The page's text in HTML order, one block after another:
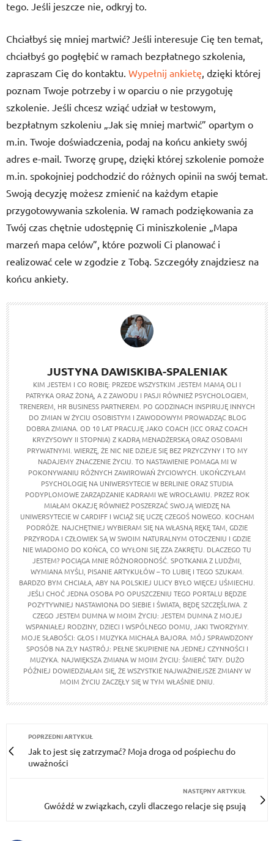
tego. Jeśli jeszcze nie, odkryj to.
Chciałbyś się mniej martwić? Jeśli interesuje Cię ten temat,
chciałbyś go pogłębić w ramach bezpłatnego szkolenia,
zapraszam Cię do kontaktu. Wypełnij ankietę, dzięki której
poznam Twoje potrzeby i w oparciu o nie przygotuję
szkolenie. Jeśli chcesz wziąć udział w testowym,
bezpłatnym szkoleniu „Jak się mniej martwić” opartym o
m.in. Twoje doświadczenia, podaj na końcu ankiety swój
adres e-mail. Tworzę grupę, dzięki której szkolenie pomoże
m.in. spokojniej podchodzić do różnych opinii na swój temat.
Swoją decyzję możesz zmienić na każdym etapie
przygotowywania szkolenia. W ramach podziękowania za
Twój czas chętnie udostępnię Ci miniszkolenie „Mapa
marzeń mapa celów”, które pozwoli Ci planować i
realizować cele w zgodzie z Tobą. Szczegóły znajdziesz na
końcu ankiety.
JUSTYNA DAWISKIBA-SPALENIAK
KIM JESTEM I CO ROBIĘ: PRZEDE WSZYSTKIM JESTEM MAMĄ OLI I
PATRYKA ORAZ ŻONĄ, A Z ZAWODU I PASJI RÓWNIEŻ PSYCHOLOGIEM,
TRENEREM, HR BUSINESS PARTNEREM. PO GODZINACH INSPIRUJĘ INNYCH
DO ZMIAN W ŻYCIU OSOBISTYM I ZAWODOWYM PROWADZĄC BLOG
DOBRA ZMIANA. OD 10 LAT PRACUJĘ JAKO COACH (ICC ORAZ COACH
KRYZYSOWY II STOPNIA) Z KADRĄ MENADŻERSKĄ ORAZ OSOBAMI
PRYWATNYMI. WIERZĘ, ŻE NIC NIE DZIEJE SIĘ BEZ PRZYCZYNY I TO MY
NADAJEMY ZNACZENIE ŻYCIU. TO NASTAWIENIE POMAGA MI W
POKONYWANIU RÓŻNYCH ZAWIROWAŃ ŻYCIOWYCH. UKOŃCZYŁAM
PSYCHOLOGIĘ NA UNIWERSYTECIE W BERLINIE ORAZ STUDIA
PODYPLOMOWE ZARZĄDZANIE KADRAMI WE WROCŁAWIU. PRZEZ ROK
MIAŁAM OKAZJĘ RÓWNIEŻ POSZERZAĆ SWOJĄ WIEDZĘ NA
UNIWERSYTECIE W CARDIFF I WCIĄŻ SIĘ UCZĘ CZEGOŚ NOWEGO. KOCHAM
PODRÓŻE. NAJCHĘTNIEJ WYBIERAM SIĘ NA WŁASNĄ RĘKĘ TAM, GDZIE
PRZYRODA I CZŁOWIEK SĄ W SWOIM NATURALNYM OTOCZENIU I GDZIE
NIE WIADOMO DO KOŃCA, CO WYŁONI SIĘ ZZA ZAKRĘTU. DLACZEGO TU
JESTEM? POCIĄGA MNIE RÓŻNORODNOŚĆ. SPOTKANIA Z LUDŹMI,
WYMIANA MYŚLI, PISANIE ARTYKUŁÓW – TO LUBIĘ I TEGO SZUKAM.
BARDZO BYM CHCIAŁA, ABY NA POLSKIEJ ULICY BYŁO WIĘCEJ UŚMIECHU.
JEŚLI CHOĆ JEDNA OSOBA PO OPUSZCZENIU TEGO PORTALU BĘDZIE
POZYTYWNIEJ NASTAWIONA DO SIEBIE I ŚWIATA, BĘDĘ SZCZĘŚLIWA. Z
CZEGO JESTEM DUMNA W MOIM ŻYCIU: JESTEM DUMNA Z MOJEJ
WSPANIAŁEJ RODZINY, DZIECI I WSPÓLNEGO DOMU, JAKI TWORZYMY.
MOJE SŁABOŚCI: GŁOS I MUZYKA MICHAŁA BAJORA. MÓJ SPRAWDZONY
SPOSÓB NA ZŁY NASTRÓJ: PEŁNE SKUPIENIE NA JEDNEJ CZYNNOŚCI I
MUZYKA. NAJWIĘKSZA ZMIANA W MOIM ŻYCIU: ŚMIERĆ TATY. DUŻO
PÓŹNIEJ DOWIEDZIAŁAM SIĘ, ŻE WSZYSTKIE NAJWAŻNIEJSZE ZMIANY W
MOIM ŻYCIU ZACZĘŁY SIĘ W TYM WŁAŚNIE DNIU.
POPRZEDNI ARTYKUŁ
Jak to jest się zatrzymać? Moja droga od pośpiechu do
uważności
NASTĘPNY ARTYKUŁ
Gwóźdź w związkach, czyli dlaczego relacje się psują